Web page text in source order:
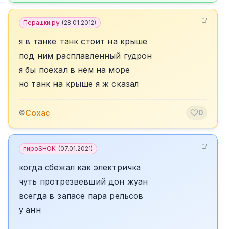
Перашки.ру (28.01.2012)
я в танке танк стоит на крыше
под ним расплавленный гудрон
я бы поехал в нём на море
но танк на крыше я ж сказал
©Сохас 0
пироSHOK (07.01.2021)
когда сбежал как электричка
чуть протрезвевший дон жуан
всегда в запасе пара рельсов
у анн